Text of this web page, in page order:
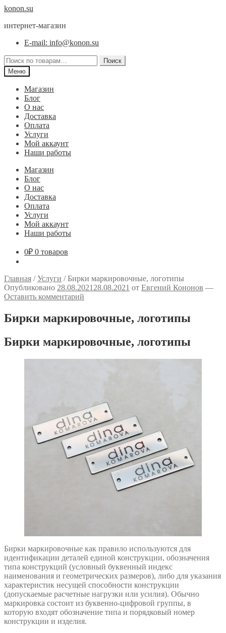
Перейти
навигации
Перейти
содержимому
konon.su
интернет-магазин
E-mail: info@konon.su
Искать:
Поиск
Меню
Магазин
Блог
О нас
Доставка
Оплата
Услуги
Мой аккаунт
Наши работы
Магазин
Блог
О нас
Доставка
Оплата
Услуги
Мой аккаунт
Наши работы
0₽ 0 товаров
Главная /Услуги /Бирки маркировочные, логотипы
Опубликовано 28.08.2021 28.08.2021 от Евгений Кононов —
Оставить комментарий
Бирки маркировочные, логотипы
Бирки маркировочные, логотипы
Бирки маркировочные как правило используются для
идентификации деталей единой конструкции, обозначения
типа конструкций (условный буквенный индекс
наименования и геометрических размеров), либо для указания
характеристик несущей способности конструкции
(допускаемые расчетные нагрузки или усилия). Обычно
маркировка состоит из буквенно-цифровой группы, в
которую входят обозначение типа и порядковый номер
конструкции и изделия.